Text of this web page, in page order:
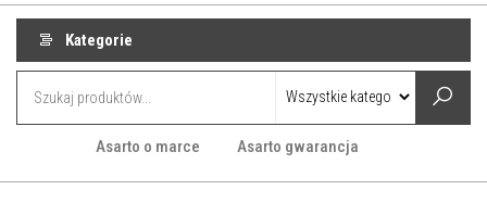
Kategorie
Asarto o marce Asarto gwarancja